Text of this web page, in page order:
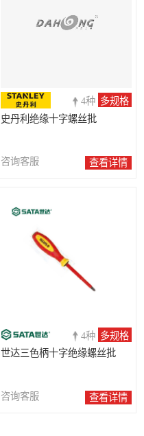
4种 多规格
史丹利绝缘十字螺丝批
咨询客服 查看详情
4种 多规格
世达三色柄十字绝缘螺丝批
咨询客服 查看详情